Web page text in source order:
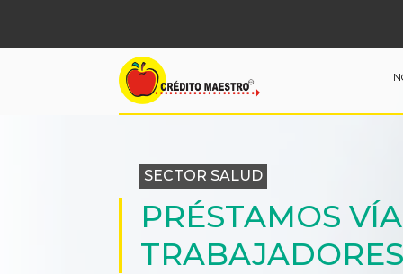
SECTOR SALUD
PRÉSTAMOS